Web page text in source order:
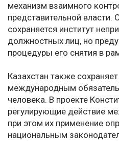
механизм взаимного
представительной власти.
сохраняется институт
должностных лиц, но
процедуры его снятия в
Казахстан также
международным
человека. В проекте
регулирующие действие
при этом их применение
национальным